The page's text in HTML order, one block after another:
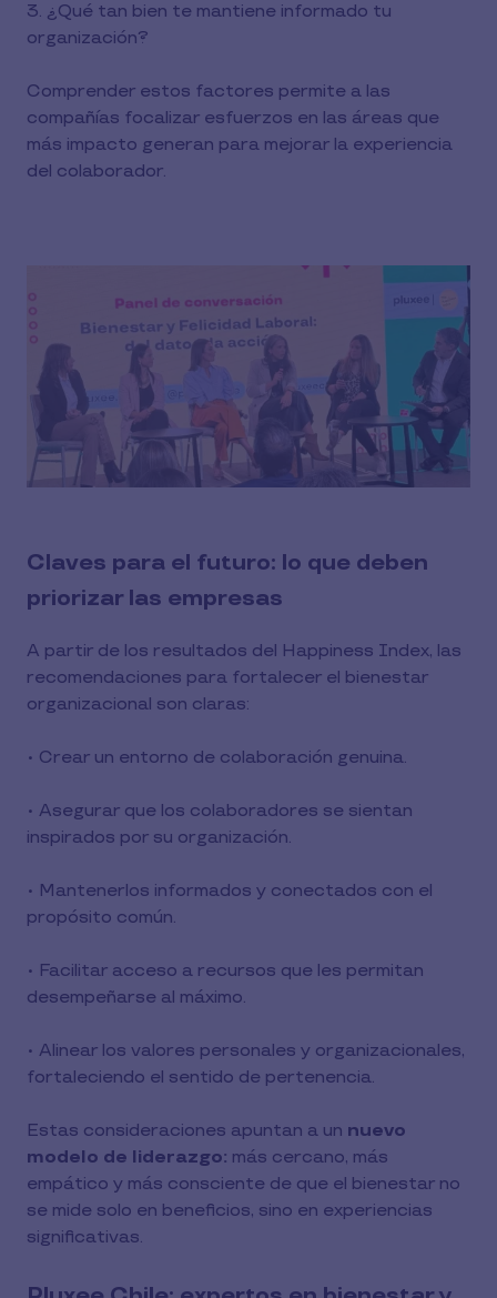
3. ¿Qué tan bien te mantiene informado tu
organización?
Comprender estos factores permite a las
compañías focalizar esfuerzos en las áreas que
más impacto generan para mejorar la experiencia
del colaborador.
Claves para el futuro: lo que deben
priorizar las empresas
A partir de los resultados del Happiness Index, las
recomendaciones para fortalecer el bienestar
organizacional son claras:
• Crear un entorno de colaboración genuina.
• Asegurar que los colaboradores se sientan
inspirados por su organización.
• Mantenerlos informados y conectados con el
propósito común.
• Facilitar acceso a recursos que les permitan
desempeñarse al máximo.
• Alinear los valores personales y organizacionales,
fortaleciendo el sentido de pertenencia.
Estas consideraciones apuntan a un nuevo
modelo de liderazgo: más cercano, más
empático y más consciente de que el bienestar no
se mide solo en beneficios, sino en experiencias
significativas.